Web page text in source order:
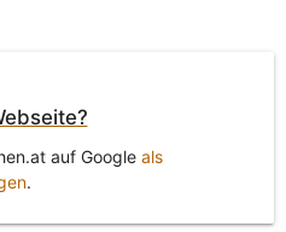
auf Google als
.